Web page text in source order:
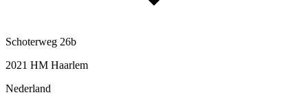
Schoterweg 26b
2021 HM Haarlem
Nederland